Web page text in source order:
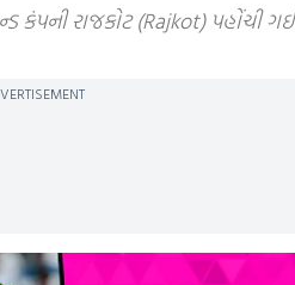
કંપની રાજકોટ (Rajkot) પહોંચી